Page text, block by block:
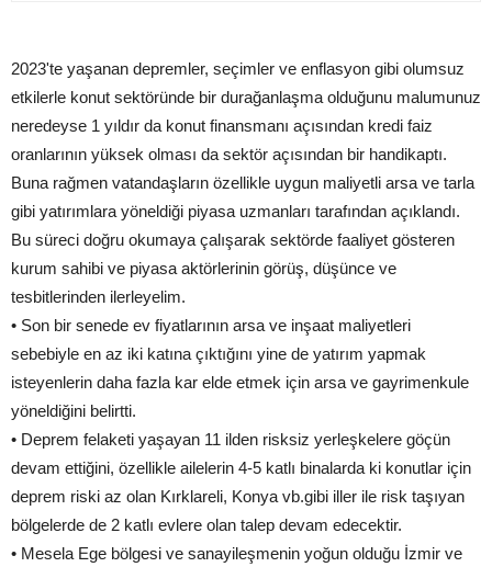
2023'te yaşanan depremler, seçimler ve enflasyon gibi olumsuz
etkilerle konut sektöründe bir durağanlaşma olduğunu malumunuz
neredeyse 1 yıldır da konut finansmanı açısından kredi faiz
oranlarının yüksek olması da sektör açısından bir handikaptı.
Buna rağmen vatandaşların özellikle uygun maliyetli arsa ve tarla
gibi yatırımlara yöneldiği piyasa uzmanları tarafından açıklandı.
Bu süreci doğru okumaya çalışarak sektörde faaliyet gösteren
kurum sahibi ve piyasa aktörlerinin görüş, düşünce ve
tesbitlerinden ilerleyelim.
• Son bir senede ev fiyatlarının arsa ve inşaat maliyetleri
sebebiyle en az iki katına çıktığını yine de yatırım yapmak
isteyenlerin daha fazla kar elde etmek için arsa ve gayrimenkule
yöneldiğini belirtti.
• Deprem felaketi yaşayan 11 ilden risksiz yerleşkelere göçün
devam ettiğini, özellikle ailelerin 4-5 katlı binalarda ki konutlar için
deprem riski az olan Kırklareli, Konya vb.gibi iller ile risk taşıyan
bölgelerde de 2 katlı evlere olan talep devam edecektir.
• Mesela Ege bölgesi ve sanayileşmenin yoğun olduğu İzmir ve